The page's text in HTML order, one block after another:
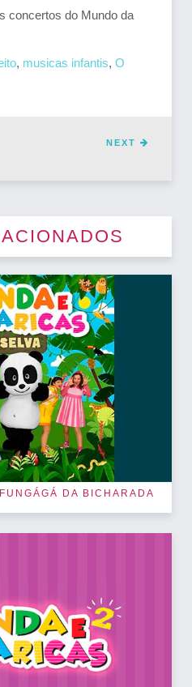
concertos do Mundo da
, musicas infantis, O
NEXT
DA BICHARADA